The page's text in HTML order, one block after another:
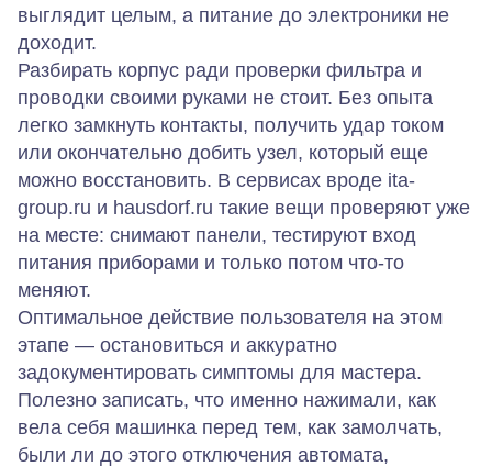
выглядит целым, а питание до электроники не
доходит.
Разбирать корпус ради проверки фильтра и
проводки своими руками не стоит. Без опыта
легко замкнуть контакты, получить удар током
или окончательно добить узел, который еще
можно восстановить. В сервисах вроде ita-
group.ru и hausdorf.ru такие вещи проверяют уже
на месте: снимают панели, тестируют вход
питания приборами и только потом что‑то
меняют.
Оптимальное действие пользователя на этом
этапе — остановиться и аккуратно
задокументировать симптомы для мастера.
Полезно записать, что именно нажимали, как
вела себя машинка перед тем, как замолчать,
были ли до этого отключения автомата,